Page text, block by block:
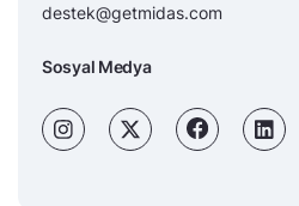
destek@getmidas.com
Sosyal Medya